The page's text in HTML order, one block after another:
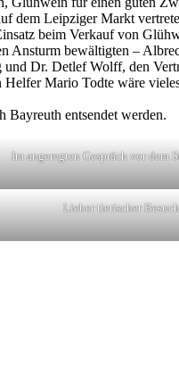
dem Leipziger Markt
beim Verkauf von
Ansturm bewältigten –
Dr. Detlef Wolff, den
Mario Todte wäre
Bayreuth entsendet werden.
Im angeregten Gespräch vor dem
Lieber tierischer